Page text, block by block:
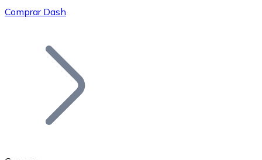
Bitcoin
Comprar Dash